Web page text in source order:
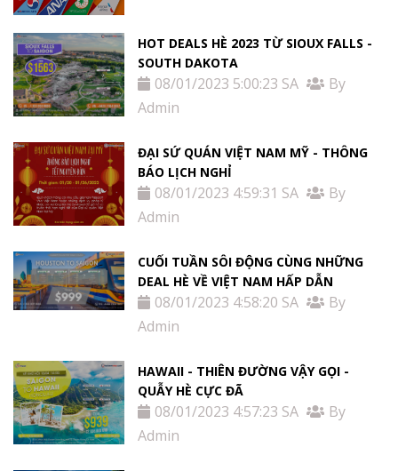
HOT DEALS HÈ 2023 TỪ SIOUX FALLS -
SOUTH DAKOTA
08/01/2023 5:00:23 SA
By
Admin
ĐẠI SỨ QUÁN VIỆT NAM MỸ - THÔNG
BÁO LỊCH NGHỈ
08/01/2023 4:59:31 SA
By
Admin
CUỐI TUẦN SÔI ĐỘNG CÙNG NHỮNG
DEAL HÈ VỀ VIỆT NAM HẤP DẪN
08/01/2023 4:58:20 SA
By
Admin
HAWAII - THIÊN ĐƯỜNG VẬY GỌI -
QUẪY HÈ CỰC ĐÃ
08/01/2023 4:57:23 SA
By
Admin